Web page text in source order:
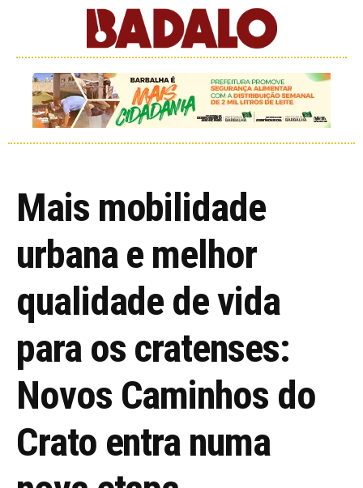
Mais mobilidade
urbana e melhor
qualidade de vida
para os cratenses:
Novos Caminhos do
Crato entra numa